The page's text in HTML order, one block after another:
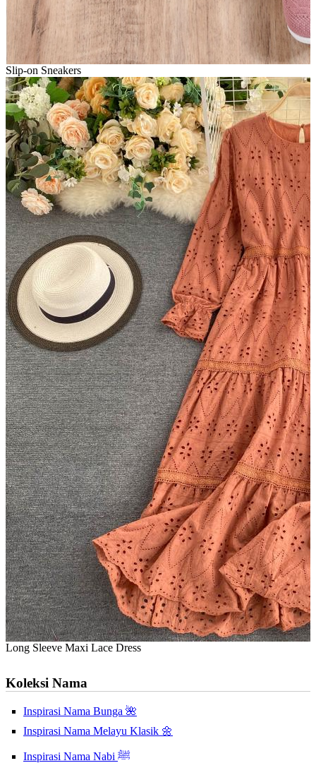
Slip-on Sneakers
Long Sleeve Maxi Lace Dress
Koleksi Nama
Inspirasi Nama Bunga 🌺
Inspirasi Nama Melayu Klasik 🌼
Inspirasi Nama Nabi ﷺ